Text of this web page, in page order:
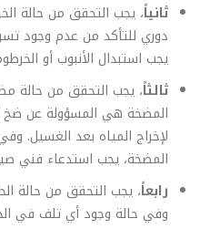
ثانياً، يجب التحقق من حالة
دوري للتأكد من عدم وجود
يجب استبدال الأنبوب أو
ثالثاً، يجب التحقق من حالة
المضخة هي المسؤولة عن ضخ
لإخراج المياه بعد الغسيل.
المضخة، يجب استدعاء فني
رابعاً، يجب التحقق من حالة
وفي حالة وجود أي تلف في